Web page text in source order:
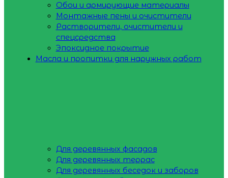
Обои и армирующие материалы
Монтажные пены и очистители
Растворители, очистители и
спецсредства
Эпоксидное покрытие
Масла и пропитки для наружных работ
Для деревянных фасадов
Для деревянных террас
Для деревянных беседок и заборов